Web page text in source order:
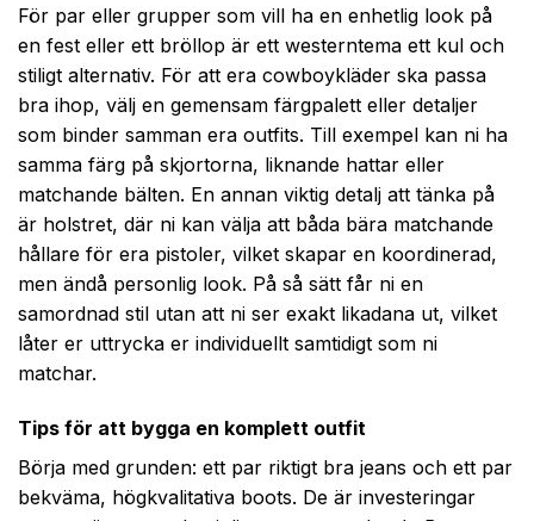
För par eller grupper som vill ha en enhetlig look på
en fest eller ett bröllop är ett westerntema ett kul och
stiligt alternativ. För att era cowboykläder ska passa
bra ihop, välj en gemensam färgpalett eller detaljer
som binder samman era outfits. Till exempel kan ni ha
samma färg på skjortorna, liknande hattar eller
matchande bälten. En annan viktig detalj att tänka på
är holstret, där ni kan välja att båda bära matchande
hållare för era pistoler, vilket skapar en koordinerad,
men ändå personlig look. På så sätt får ni en
samordnad stil utan att ni ser exakt likadana ut, vilket
låter er uttrycka er individuellt samtidigt som ni
matchar.
Tips för att bygga en komplett outfit
Börja med grunden: ett par riktigt bra jeans och ett par
bekväma, högkvalitativa boots. De är investeringar